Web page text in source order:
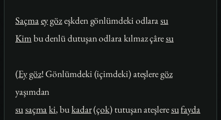
Saçmaeygözeşkden gönlümdeki odlarasu
Kimbu denlü dutuşan odlara kılmaz çâresu
(Eygöz! Gönlümdeki (içimdeki) ateşleregöz
yaşımdan
susaçmaki, bukadar(çok) tutuşan ateşleresufayda